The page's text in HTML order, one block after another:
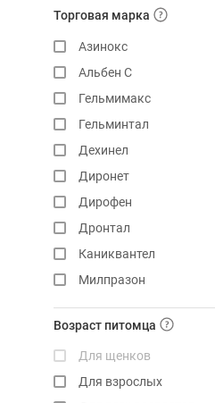
Торговая марка
Азинокс
Альбен С
Гельмимакс
Гельминтал
Дехинел
Диронет
Дирофен
Дронтал
Каниквантел
Милпразон
Мильбемакс
Мильпро
Поливеркан
Празител
Возраст питомца
Для щенков
Для взрослых